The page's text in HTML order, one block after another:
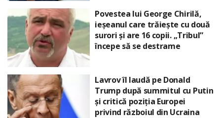
Povestea lui George Chirilă,
ieșeanul care trăiește cu două
surori și are 16 copii. „Tribul”
începe să se destrame
Lavrov îl laudă pe Donald
Trump după summitul cu Putin
și critică poziția Europei
privind războiul din Ucraina